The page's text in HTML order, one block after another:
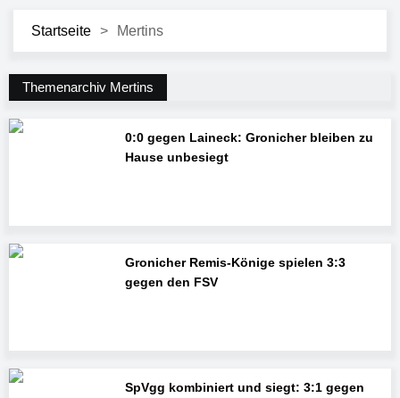
Startseite > Mertins
Themenarchiv Mertins
0:0 gegen Laineck: Gronicher bleiben zu
Hause unbesiegt
Gronicher Remis-Könige spielen 3:3
gegen den FSV
SpVgg kombiniert und siegt: 3:1 gegen